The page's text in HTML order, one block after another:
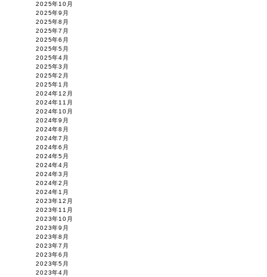
2025年10月
2025年9月
2025年8月
2025年7月
2025年6月
2025年5月
2025年4月
2025年3月
2025年2月
2025年1月
2024年12月
2024年11月
2024年10月
2024年9月
2024年8月
2024年7月
2024年6月
2024年5月
2024年4月
2024年3月
2024年2月
2024年1月
2023年12月
2023年11月
2023年10月
2023年9月
2023年8月
2023年7月
2023年6月
2023年5月
2023年4月